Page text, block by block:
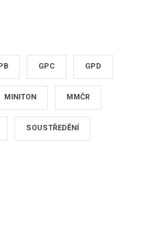
GPC GPD
MINITON MMČR
SOUSTŘEDĚNÍ